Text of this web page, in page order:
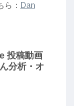
： Dan
投稿動画
分析・オ